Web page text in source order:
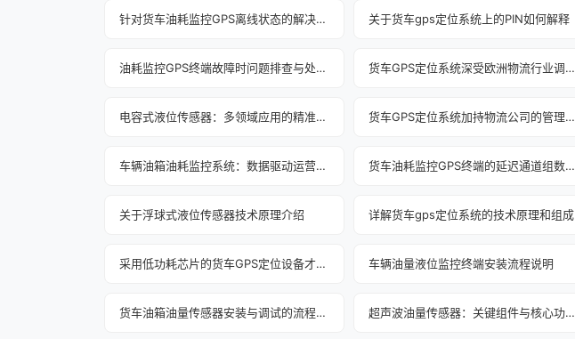
针对货车油耗监控GPS离线状态的解决方案 关于货车gps定位系统上的PIN如何解释
油耗监控GPS终端故障时问题排查与处理方法 货车GPS定位系统深受欧洲物流行业调度青睐
电容式液位传感器：多领域应用的精准之选 货车GPS定位系统加持物流公司的管理效能
车辆油箱油耗监控系统：数据驱动运营革新 货车油耗监控GPS终端的延迟通道组数据解析
关于浮球式液位传感器技术原理介绍 详解货车gps定位系统的技术原理和组成
采用低功耗芯片的货车GPS定位设备才是未来 车辆油量液位监控终端安装流程说明
货车油箱油量传感器安装与调试的流程详解（上） 超声波油量传感器：关键组件与核心功能解析